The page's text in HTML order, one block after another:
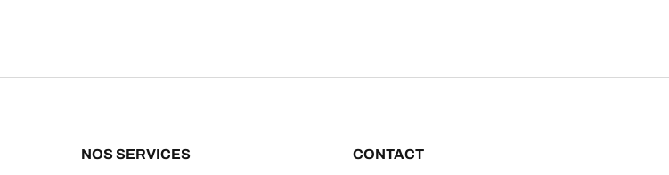
NOS SERVICES CONTACT